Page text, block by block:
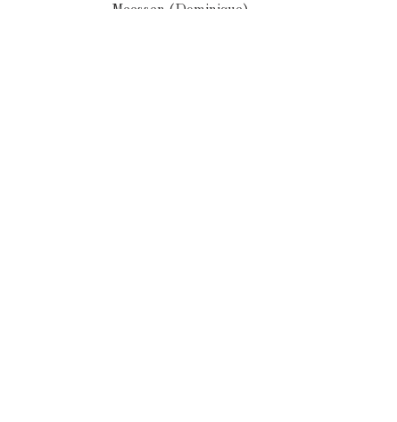
Meessen (Dominique)